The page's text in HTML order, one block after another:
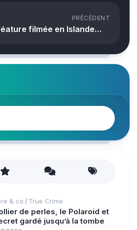
PRÉCÉDENT
filmée en Islande…
& co / True Crime
de perles, le Polaroid et
gardé jusqu’à la tombe